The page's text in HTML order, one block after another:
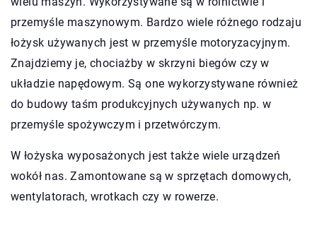
przemyśle maszynowym. Bardzo wiele różnego rodzaju
łożysk używanych jest w przemyśle motoryzacyjnym.
Znajdziemy je, chociażby w skrzyni biegów czy w
układzie napędowym. Są one wykorzystywane również
do budowy taśm produkcyjnych używanych np. w
przemyśle spożywczym i przetwórczym.
W łożyska wyposażonych jest także wiele urządzeń
wokół nas. Zamontowane są w sprzętach domowych,
wentylatorach, wrotkach czy w rowerze.